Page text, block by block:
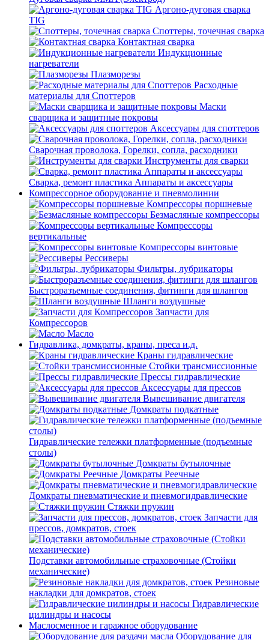
Аргоно-дуговая сварка
TIG
Споттеры, точечная сварка
Контактная сварка
Индукционные
нагреватели
Плазморезы
Расходные
материалы для Споттеров
Маски
сварщика и защитные покровы
Аксессуары для споттеров
Сварочная проволока, Горелки, сопла, расходники
Инструменты для сварки
Сварка, ремонт пластика Аппараты и аксессуары
Компрессорное оборудование и пневмолинии
Компрессоры поршневые
Безмасляные компрессоры
Компрессоры
вертикальные
Компрессоры винтовые
Рессиверы
Фильтры, лубрикаторы
Быстроразъемные соединения, фитинги для шлангов
Шланги воздушные
Запчасти для
Компрессоров
Масло
Гидравлика, домкраты, краны, преса и.д.
Краны гидравлические
Стойки трансмиссионные
Прессы гидравлические
Аксессуары для прессов
Вывешивание двигателя
Домкраты подкатные
Гидравлические тележки платформенные (подъемные
столы)
Домкраты бутылочные
Домкраты Реечные
Домкраты пневматические и пневмогидравлические
Стяжки пружин
Запчасти для
прессов, домкратов, стоек
Подставки автомобильные страховочные (Стойки
механические)
Резиновые
накладки для домкратов, стоек
Гидравлические
цилиндры и насосы
Маслосменное и гаражное оборудование
Оборудование для